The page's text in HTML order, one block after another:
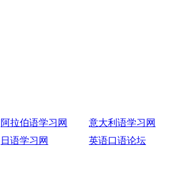
阿拉伯语学习网
意大利语学习网
日语学习网 英语口语论坛